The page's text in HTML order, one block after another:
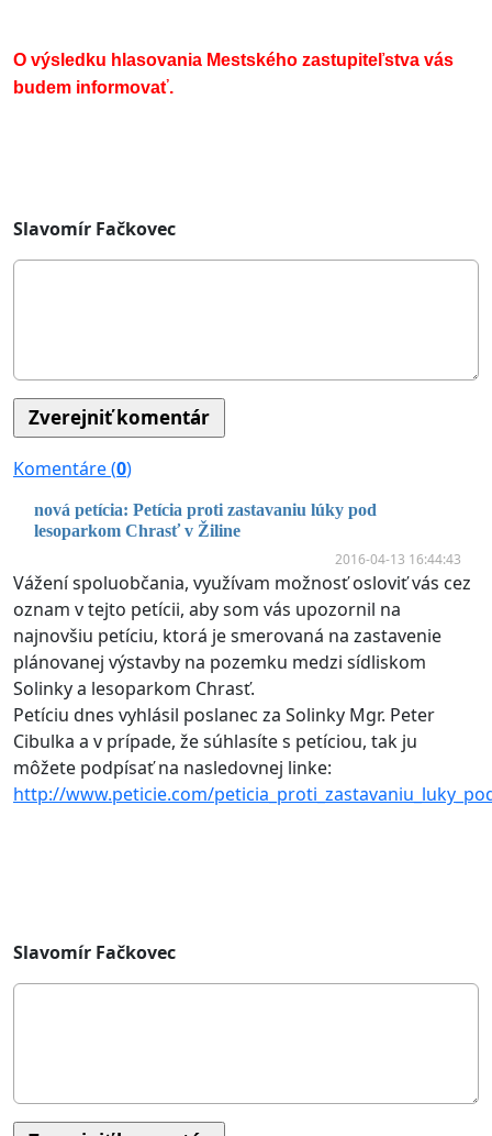
O výsledku hlasovania Mestského zastupiteľstva vás
budem informovať.
Slavomír Fačkovec
Komentáre (0)
nová petícia: Petícia proti zastavaniu lúky pod
lesoparkom Chrasť v Žiline
2016-04-13 16:44:43
Vážení spoluobčania, využívam možnosť osloviť vás cez
oznam v tejto petícii, aby som vás upozornil na
najnovšiu petíciu, ktorá je smerovaná na zastavenie
plánovanej výstavby na pozemku medzi sídliskom
Solinky a lesoparkom Chrasť.
Petíciu dnes vyhlásil poslanec za Solinky Mgr. Peter
Cibulka a v prípade, že súhlasíte s petíciou, tak ju
môžete podpísať na nasledovnej linke:
http://www.peticie.com/
Slavomír Fačkovec